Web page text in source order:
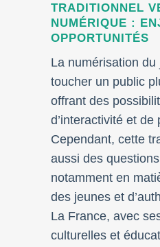
TRADITIONNEL
NUMÉRIQUE :
OPPORTUNITÉS
La numérisation
toucher un public
offrant des
d’interactivité et de
Cependant, cette
aussi des
notamment en
des jeunes et
La France, avec
culturelles et